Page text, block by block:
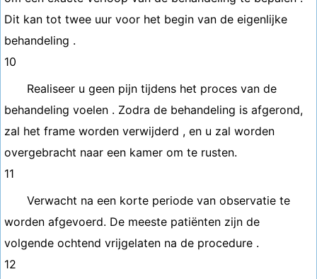
Dit kan tot twee uur voor het begin van de eigenlijke
behandeling .
10
Realiseer u geen pijn tijdens het proces van de
behandeling voelen . Zodra de behandeling is afgerond,
zal het frame worden verwijderd , en u zal worden
overgebracht naar een kamer om te rusten.
11
Verwacht na een korte periode van observatie te
worden afgevoerd. De meeste patiënten zijn de
volgende ochtend vrijgelaten na de procedure .
12